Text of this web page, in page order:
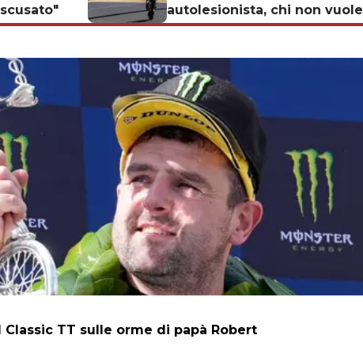
autolesionista, chi non vuole
cambiare?
TT sulle orme di papà Robert